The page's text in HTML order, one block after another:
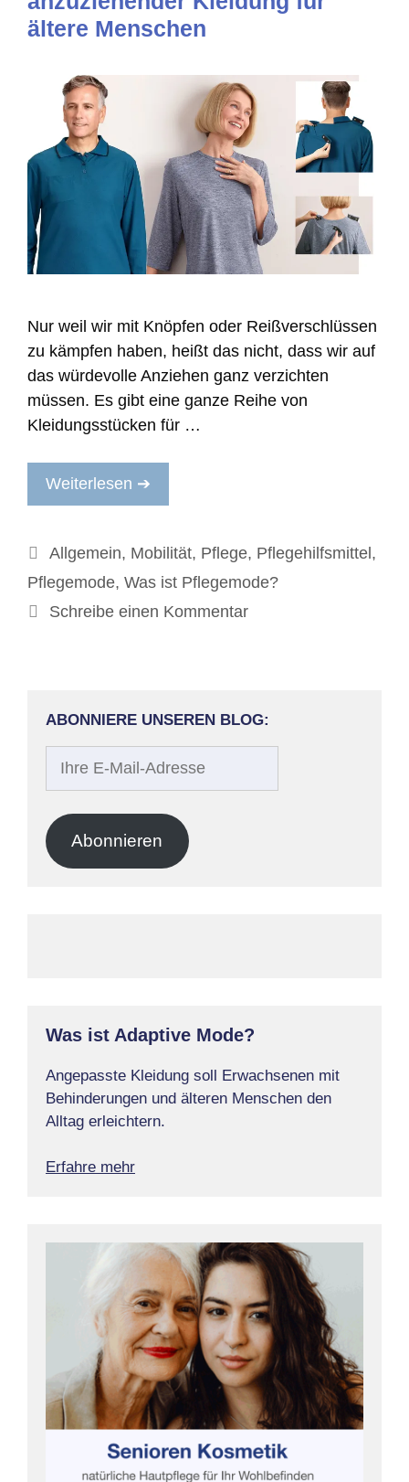
ältere Menschen
Nur weil wir mit Knöpfen oder Reißverschlüssen
zu kämpfen haben, heißt das nicht, dass wir auf
das würdevolle Anziehen ganz verzichten
müssen. Es gibt eine ganze Reihe von
Kleidungsstücken für …
Weiterlesen ➔
Kategorien
Allgemein, Mobilität, Pflege, Pflegehilfsmittel,
Pflegemode, Was ist Pflegemode?
Schreibe einen Kommentar
ABONNIERE UNSEREN BLOG:
Adresse
Abonnieren
Was ist Adaptive Mode?
Angepasste Kleidung soll Erwachsenen mit
Behinderungen und älteren Menschen den
Alltag erleichtern.
Erfahre mehr